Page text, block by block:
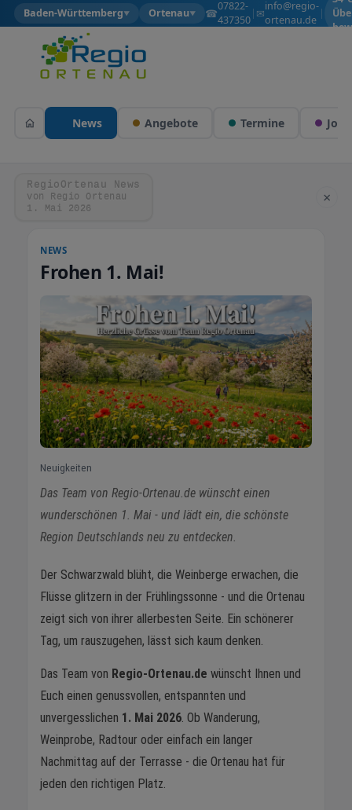
Baden-Württemberg▼ Ortenau▼ ☎07822-
437350
| ✉info@regio-
ortenau.de
|
News Angebote Termine Jobs
RegioOrtenau News
von Regio Ortenau
1. Mai 2026
×
NEWS
Frohen 1. Mai!
Neuigkeiten
Das Team von Regio-Ortenau.de wünscht einen
wunderschönen 1. Mai - und lädt ein, die schönste
Region Deutschlands neu zu entdecken.
Der Schwarzwald blüht, die Weinberge erwachen, die
Flüsse glitzern in der Frühlingssonne - und die Ortenau
zeigt sich von ihrer allerbesten Seite. Ein schönerer
Tag, um rauszugehen, lässt sich kaum denken.
Das Team von Regio-Ortenau.de wünscht Ihnen und
Euch einen genussvollen, entspannten und
unvergesslichen 1. Mai 2026 . Ob Wanderung,
Weinprobe, Radtour oder einfach ein langer
Nachmittag auf der Terrasse - die Ortenau hat für
jeden den richtigen Platz.